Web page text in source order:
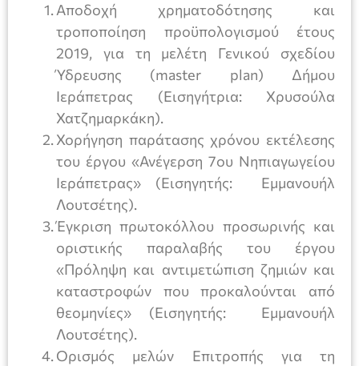
Αποδοχή χρηματοδότησης και
τροποποίηση προϋπολογισμού έτους
2019, για τη μελέτη Γενικού σχεδίου
Ύδρευσης (master plan) Δήμου
Ιεράπετρας (Εισηγήτρια: Χρυσούλα
Χατζημαρκάκη).
Χορήγηση παράτασης χρόνου εκτέλεσης
του έργου «Ανέγερση 7ου Νηπιαγωγείου
Ιεράπετρας» (Εισηγητής: Εμμανουήλ
Λουτσέτης).
Έγκριση πρωτοκόλλου προσωρινής και
οριστικής παραλαβής του έργου
«Πρόληψη και αντιμετώπιση ζημιών και
καταστροφών που προκαλούνται από
θεομηνίες» (Εισηγητής: Εμμανουήλ
Λουτσέτης).
Ορισμός μελών Επιτροπής για τη